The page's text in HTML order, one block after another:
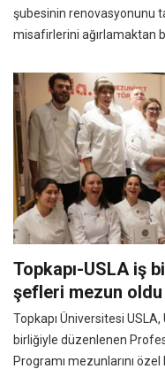
şubesinin renovasyonunu
misafirlerini ağırlamaktan
Topkapı-USLA iş
şefleri mezun oldu
Topkapı Üniversitesi
birliğiyle düzenlenen
Programı mezunlarını özel